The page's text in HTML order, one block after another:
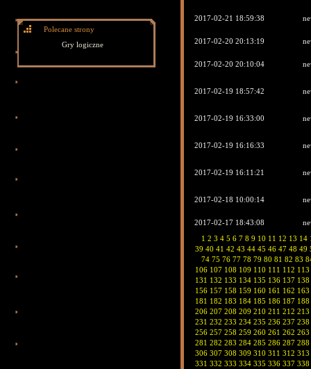
Polecane strony
Gry logiczne
2017-02-21 18:59:38
2017-02-20 20:13:19
2017-02-20 20:10:04
2017-02-19 18:57:42
2017-02-19 16:33:00
2017-02-19 16:16:33
2017-02-19 16:11:21
2017-02-18 10:00:14
2017-02-17 18:43:08
1 2 3 4 5 6 7 8 9 10 11 12 13 14
39 40 41 42 43 44 45 46 47 48 49
74 75 76 77 78 79 80 81 82 83
106 107 108 109 110 111 112 113
131 132 133 134 135 136 137 138
156 157 158 159 160 161 162 163
181 182 183 184 185 186 187 188
206 207 208 209 210 211 212 213
231 232 233 234 235 236 237 238
256 257 258 259 260 261 262 263
281 282 283 284 285 286 287 288
306 307 308 309 310 311 312 313
331 332 333 334 335 336 337 338